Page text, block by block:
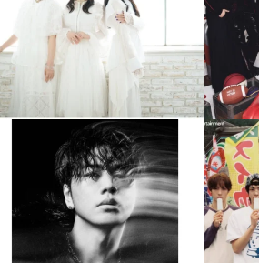
musicjapantv
💡8月特番放送決定！
...
8月 4
510 0